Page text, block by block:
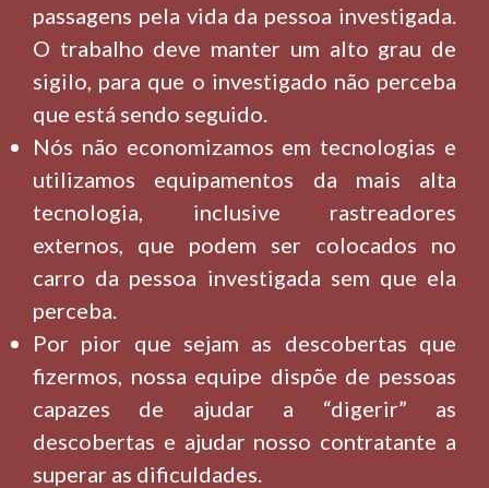
passagens pela vida da pessoa investigada.
O trabalho deve manter um alto grau de
sigilo, para que o investigado não perceba
que está sendo seguido.
Nós não economizamos em tecnologias e
utilizamos equipamentos da mais alta
tecnologia, inclusive rastreadores
externos, que podem ser colocados no
carro da pessoa investigada sem que ela
perceba.
Por pior que sejam as descobertas que
fizermos, nossa equipe dispõe de pessoas
capazes de ajudar a “digerir” as
descobertas e ajudar nosso contratante a
superar as dificuldades.